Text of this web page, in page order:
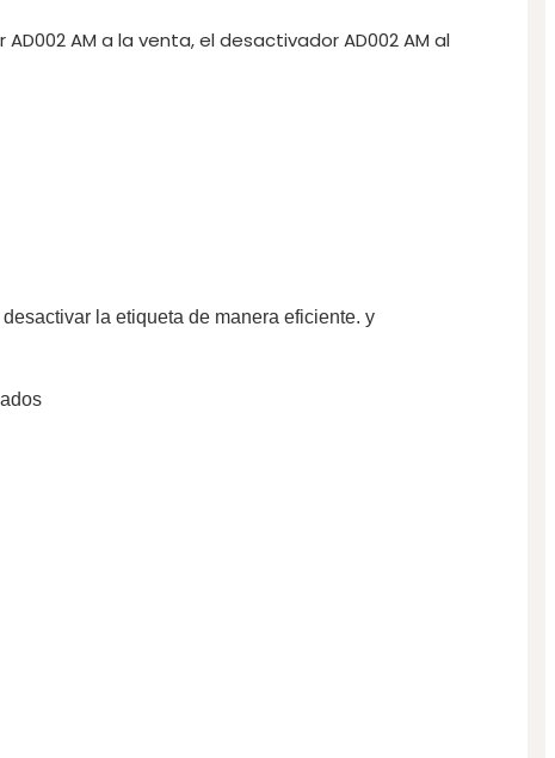
AM a la venta, el desactivador AD002 AM al
la etiqueta de manera eficiente. y